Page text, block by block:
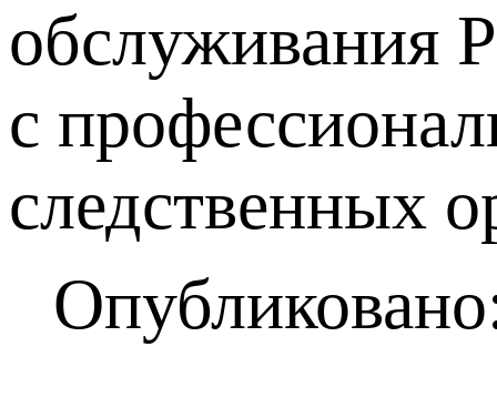
обслуживания
с
следственных